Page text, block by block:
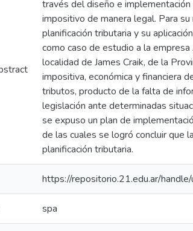
través del diseño e
impositivo de manera legal. Para
planificación tributaria y su
como caso de estudio a la empresa
localidad de James Craik, de la
impositiva, económica y financiera
tributos, producto de la falta de
legislación ante determinadas
se expuso un plan de
de las cuales se logró concluir que
planificación tributaria.
https://repositorio.21.edu.ar/
spa